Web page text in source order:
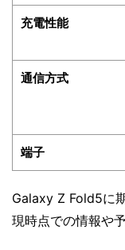
充電性能
通信方式
端子
Galaxy Z Fold5に
現時点での情報や